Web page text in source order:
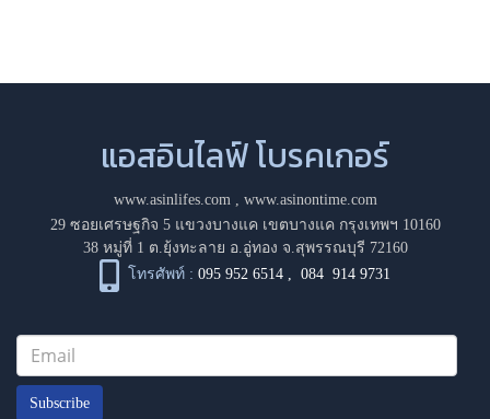
แอสอินไลฟ์ โบรคเกอร์
www.asinlifes.com, www.asinontime.com
29 ซอยเศรษฐกิจ 5 แขวงบางแค เขตบางแค กรุงเทพฯ 10160
38 หมู่ที่ 1 ต.ยุ้งทะลาย อ.อู่ทอง จ.สุพรรณบุรี 72160
โทรศัพท์ : 095 952 6514 ,084 914 9731
Subscribe